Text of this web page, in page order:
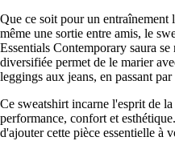
Que ce soit pour un entraînement
même une sortie entre amis, le
Essentials Contemporary saura
diversifiée permet de le marier
leggings aux jeans, en passant
Ce sweatshirt incarne l'esprit de
performance, confort et
d'ajouter cette pièce essentielle à